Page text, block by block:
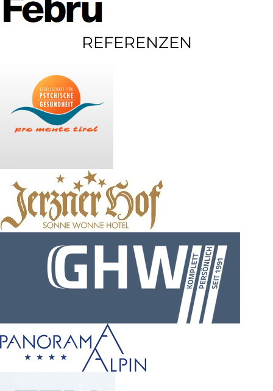
REFERENZEN